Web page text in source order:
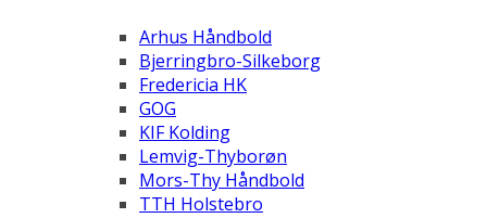
Arhus Håndbold
Bjerringbro-Silkeborg
Fredericia HK
GOG
KIF Kolding
Lemvig-Thyborøn
Mors-Thy Håndbold
TTH Holstebro